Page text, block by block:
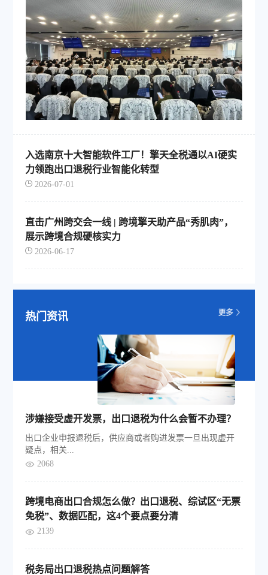
入选南京十大智能软件工厂！擎天全税通以AI硬实
力领跑出口退税行业智能化转型
2026-07-01
直击广州跨交会一线 | 跨境擎天助产品“秀肌肉”，
展示跨境合规硬核实力
2026-06-17
热门资讯
涉嫌接受虚开发票，出口退税为什么会暂不办理？
出口企业申报退税后，供应商或者购进发票一旦出现虚开
疑点，相关...
2068
跨境电商出口合规怎么做？出口退税、综试区“无票
免税”、数据匹配，这4个要点要分清
2139
税务局出口退税热点问题解答